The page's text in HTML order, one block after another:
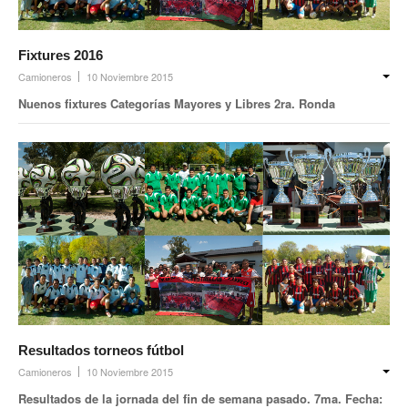
Acuerdos y homolog.
Planilla de km
Impresión boletas
Ultima Escala Salarial
Pago de aportes por CBU
Otros
Contacto por ramas
Fixtures 2016
Camioneros 10 Noviembre 2015
Nuenos fixtures Categorías Mayores y Libres 2ra. Ronda
Resultados torneos fútbol
Camioneros 10 Noviembre 2015
Resultados de la jornada del fin de semana pasado. 7ma. Fecha: